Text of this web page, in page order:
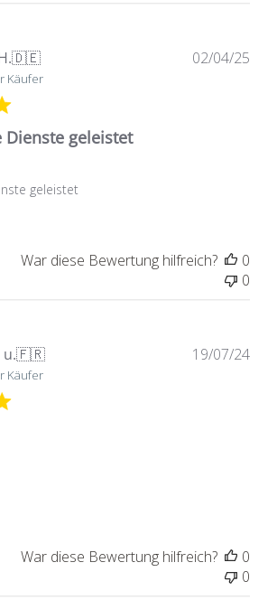
🇩🇪
Käufer
Dienste geleistet
geleistet
02/04/25
War diese Bewertung hilfreich?
0
0
🇫🇷
Käufer
19/07/24
War diese Bewertung hilfreich?
0
0